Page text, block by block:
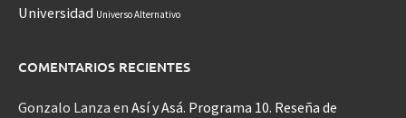
Universidad Universo Alternativo
COMENTARIOS RECIENTES
Gonzalo Lanza en Así y Asá. Programa 10. Reseña de